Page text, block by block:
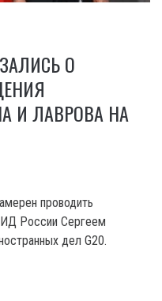
О
И ЛАВРОВА НА
проводить
России Сергеем
дел G20.